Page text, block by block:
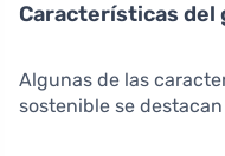
Características del
Algunas de las
sostenible se